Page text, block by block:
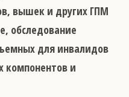
вышек и других ГПМ
обследование
для инвалидов
компонентов и